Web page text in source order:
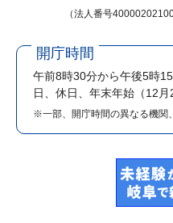
（法人番号
開庁時間
午前8時30分から午後5時
日、休日、年末年始（12月
※一部、開庁時間の異なる機関